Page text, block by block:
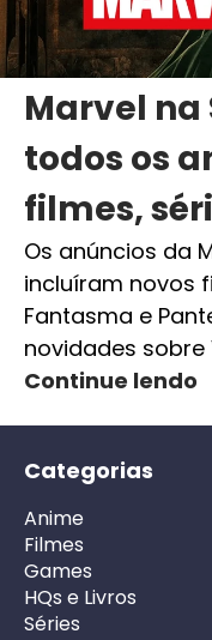
Marvel na
todos os
filmes,
Os anúncios da
incluíram novos
Fantasma e
novidades sobre
Continue lendo
Categorias
Anime
Filmes
Games
HQs e Livros
Séries